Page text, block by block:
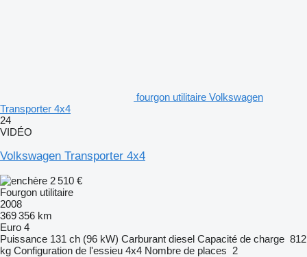
fourgon utilitaire Volkswagen
Transporter 4x4
24
VIDÉO
Volkswagen Transporter 4x4
2 510 €
Fourgon utilitaire
2008
369 356 km
Euro 4
Puissance 131 ch (96 kW) Carburant diesel Capacité de charge 812
kg Configuration de l'essieu 4x4 Nombre de places 2